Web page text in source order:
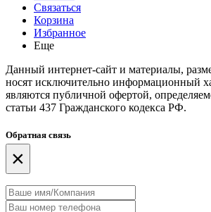
Связаться
Корзина
Избранное
Еще
Данный интернет-сайт и материалы,
носят исключительно информационный
являются публичной офертой,
статьи 437 Гражданского кодекса РФ.
Обратная связь
×